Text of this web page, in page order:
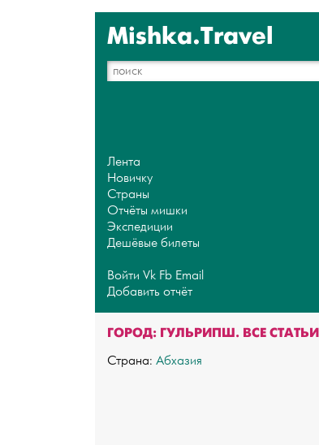
Mishka.Travel
Лента
Новичку
Страны
Отчёты мишки
Экспедиции
Дешёвые билеты
Войти Vk Fb Email
Добавить отчёт
ГОРОД: ГУЛЬРИПШ. ВСЕ СТАТЬИ
Страна: Абхазия